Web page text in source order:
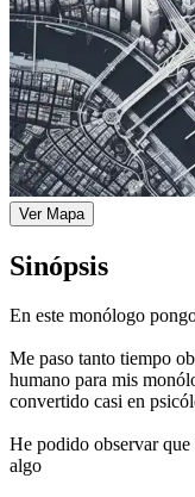
Ver Mapa
Sinópsis
En este monólogo
Me paso tanto tiempo
humano para mis
convertido casi en
He podido observar que
algo